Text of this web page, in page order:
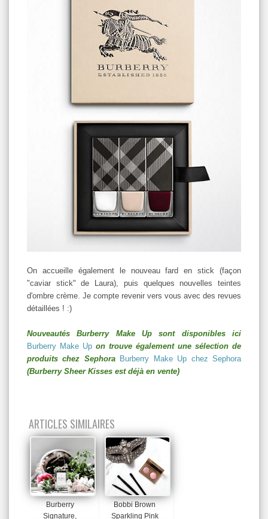
On accueille également le nouveau fard en stick (façon
"caviar stick" de Laura), puis quelques nouvelles teintes
d'ombre crème. Je compte revenir vers vous avec des revues
détaillées ! :)
Nouveautés Burberry Make Up sont disponibles ici
Burberry Make Up on trouve également une sélection de
produits chez Sephora Burberry Make Up chez Sephora
(Burberry Sheer Kisses est déjà en vente)
ARTICLES SIMILAIRES
Burberry
Signature,
Bobbi Brown
Sparkling Pink